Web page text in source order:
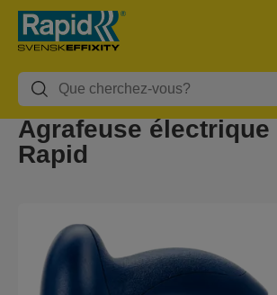
Agrafeuse électrique
Rapid